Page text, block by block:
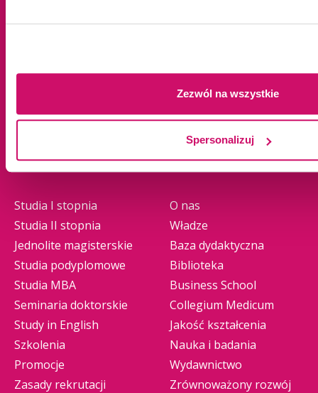
Zezwól na wszystkie
Spersonalizuj
Olkusz
Zawiercie
Oferta edukacyjna
Studia I stopnia
Studia II stopnia
Jednolite magisterskie
Studia podyplomowe
Studia MBA
Seminaria doktorskie
Study in English
Szkolenia
Promocje
Zasady rekrutacji
Uczelnia
O nas
Władze
Baza dydaktyczna
Biblioteka
Business School
Collegium Medicum
Jakość kształcenia
Nauka i badania
Wydawnictwo
Zrównoważony rozwój